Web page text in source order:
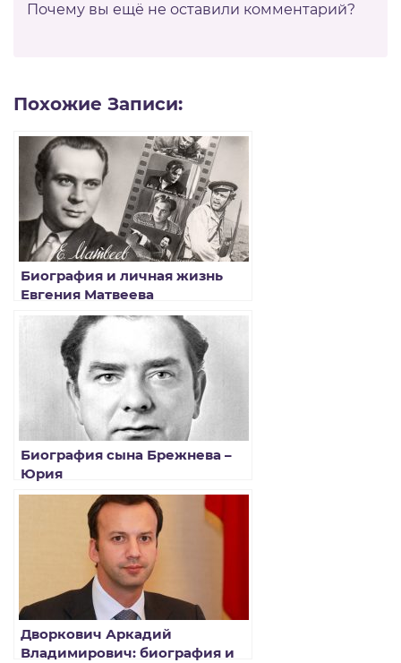
Почему вы ещё не оставили комментарий?
Похожие Записи:
Биография и личная жизнь
Евгения Матвеева
Биография сына Брежнева –
Юрия
Дворкович Аркадий
Владимирович: биография и